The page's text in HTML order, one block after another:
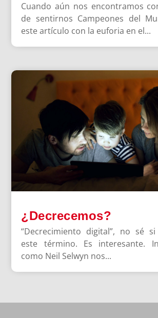
Cuando aún nos encontramos
de sentirnos Campeones del
este artículo con la euforia en el...
¿Decrecemos?
“Decrecimiento digital”, no sé
este término. Es interesante.
como Neil Selwyn nos...